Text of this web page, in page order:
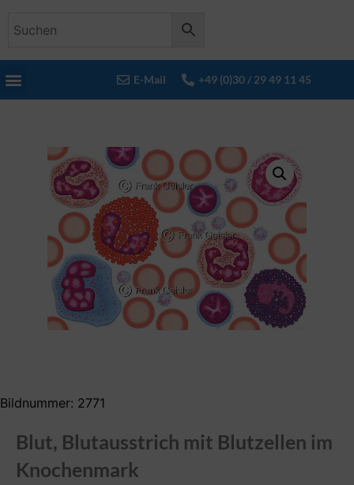
E-Mail +49 (0)30 / 29 49 11 45
Bildnummer: 2771
Blut, Blutausstrich mit Blutzellen im
Knochenmark